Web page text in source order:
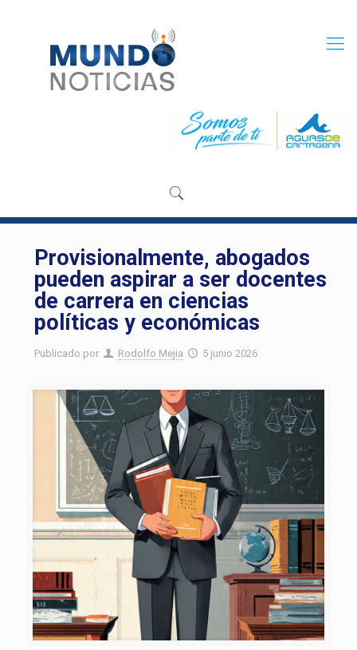
Provisionalmente, abogados
pueden aspirar a ser docentes
de carrera en ciencias
políticas y económicas
Publicado por Rodolfo Mejia 5 junio 2026